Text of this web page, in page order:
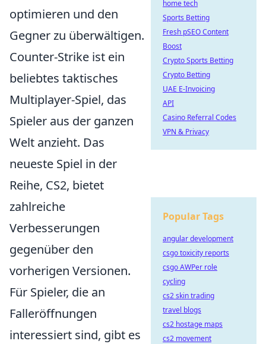
optimieren und den
Gegner zu überwältigen.
Counter-Strike ist ein
beliebtes taktisches
Multiplayer-Spiel, das
Spieler aus der ganzen
Welt anzieht. Das
neueste Spiel in der
Reihe, CS2, bietet
zahlreiche
Verbesserungen
gegenüber den
vorherigen Versionen.
Für Spieler, die an
Falleröffnungen
interessiert sind, gibt es
home tech
Sports Betting
Fresh pSEO Content
Boost
Crypto Sports Betting
Crypto Betting
UAE E-Invoicing
API
Casino Referral Codes
VPN & Privacy
Popular Tags
angular development
csgo toxicity reports
csgo AWPer role
cycling
cs2 skin trading
travel blogs
cs2 hostage maps
cs2 movement